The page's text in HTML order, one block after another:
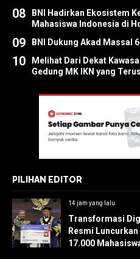
08
BNI Hadirkan Ekosistem
Mahasiswa Indonesia di
09 BNI Dukung Akad Massal
10
Melihat Dari Dekat
Gedung MK IKN yang
PILIHAN EDITOR
14 jam yang lalu
Transformasi
Resmi
17.000